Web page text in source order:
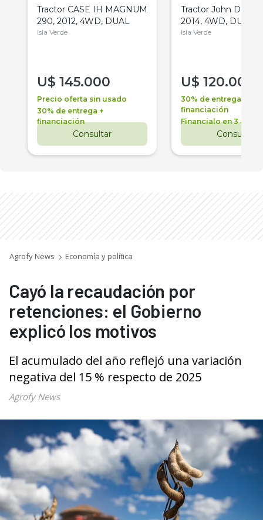
Tractor CASE IH MAGNUM
290, 2012, 4WD, DUAL
Isla Verde
U$ 145.000
Precio oferta sin usado
30% de entrega +
financiación
Consultar
Tractor John Deere
2014, 4WD, DUAL
Isla Verde
U$ 120.000
30% de entrega +
financiación
Financialo en 3 años
Consultar
Agrofy News Economía y política
Cayó la recaudación por
retenciones: el Gobierno
explicó los motivos
El acumulado del año reflejó una variación
negativa del 15 % respecto de 2025
Agrofy News